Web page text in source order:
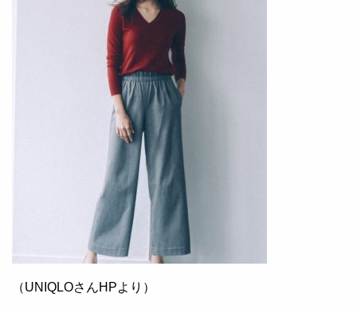
（UNIQLOさんHPより）